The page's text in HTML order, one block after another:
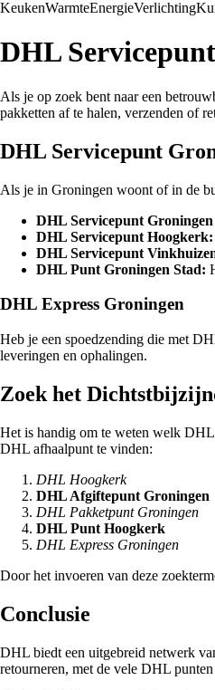
KeukenWarmteEnergieVerlichting
DHL
Als je op zoek bent naar een
pakketten af te halen, verzenden of
DHL Servicepunt
Als je in Groningen woont of in de
DHL Servicepunt
DHL Servicepunt Hoogkerk:
DHL Servicepunt
DHL Punt Groningen Stad:
DHL Express Groningen
Heb je een spoedzending die met
leveringen en ophalingen.
Zoek het
Het is handig om te weten welk
DHL afhaalpunt te vinden:
DHL Hoogkerk
DHL Afgiftepunt Groningen
DHL Pakketpunt Groningen
DHL Punt Hoogkerk
DHL Express Groningen
Door het invoeren van deze
Conclusie
DHL biedt een uitgebreid netwerk
retourneren, met de vele DHL